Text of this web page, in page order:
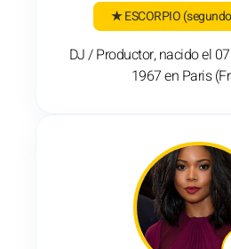
★ ESCORPIO
DJ / Productor, nacido el
1967 en Paris